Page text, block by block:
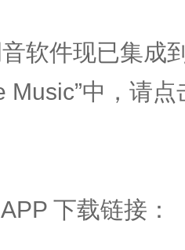
软件现已集成
Music”中，请
下载链接：